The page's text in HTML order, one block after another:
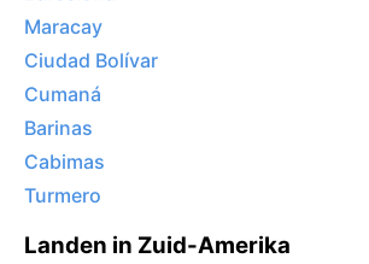
Maracay
Ciudad Bolívar
Cumaná
Barinas
Cabimas
Turmero
Landen in Zuid-Amerika